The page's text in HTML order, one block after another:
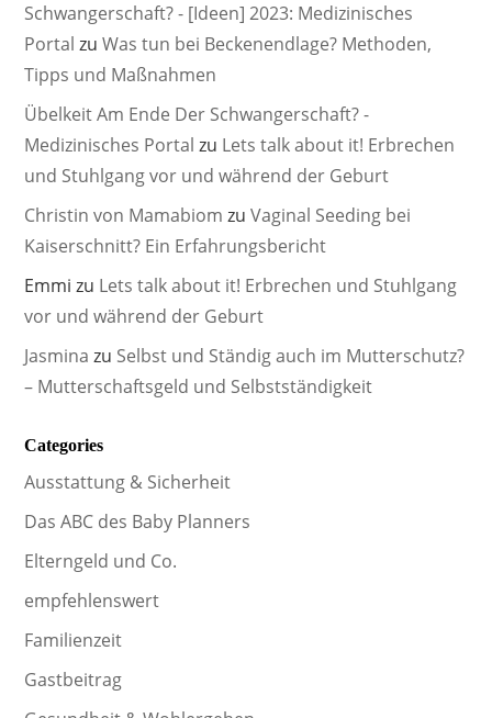
Schwangerschaft? - [Ideen] 2023: Medizinisches
Portal zuWas tun bei Beckenendlage? Methoden,
Tipps und Maßnahmen
Übelkeit Am Ende Der Schwangerschaft? -
Medizinisches Portal zu Lets talk about it! Erbrechen
und Stuhlgang vor und während der Geburt
Christin von Mamabiom zuVaginal Seeding bei
Kaiserschnitt? Ein Erfahrungsbericht
Emmi zu Lets talk about it! Erbrechen und Stuhlgang
vor und während der Geburt
Jasmina zu Selbst und Ständig auch im Mutterschutz?
– Mutterschaftsgeld und Selbstständigkeit
Categories
Ausstattung & Sicherheit
Das ABC des Baby Planners
Elterngeld und Co.
empfehlenswert
Familienzeit
Gastbeitrag